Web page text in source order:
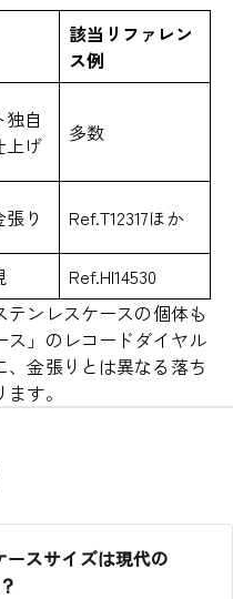
該当リファレン
ス例
自
上げ
多数
り Ref.T12317ほか
Ref.HI14530
ンレスケースの個体も
」のレコードダイヤル
、金張りとは異なる落ち
す。
ースサイズは現代の